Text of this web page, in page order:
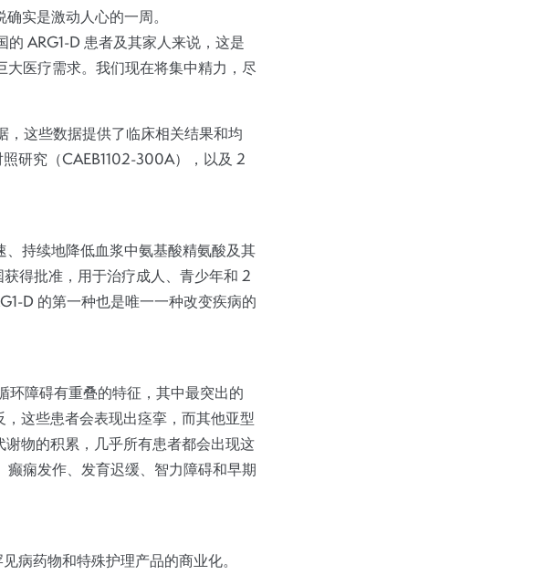
实是激动人心的一周。
ARG1-D 患者及其家人来说，这是
医疗需求。我们现在将集中精力，尽
，这些数据提供了临床相关结果和均
研究（CAEB1102-300A），以及 2
持续地降低血浆中氨基酸精氨酸及其
得批准，用于治疗成人、青少年和 2
D 的第一种也是唯一一种改变疾病的
环障碍有重叠的特征，其中最突出的
这些患者会表现出痉挛，而其他亚型
物的积累，几乎所有患者都会出现这
痫发作、发育迟缓、智力障碍和早期
病药物和特殊护理产品的商业化。